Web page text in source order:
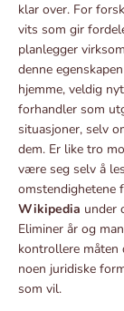
klar over. For
vits som gir
planlegger
denne
hjemme, veldig
forhandler som
situasjoner, selv
dem. Er like tro
være seg selv å
omstendighetene
Wikipedia under
Eliminer år og
kontrollere måten
noen juridiske
som vil.